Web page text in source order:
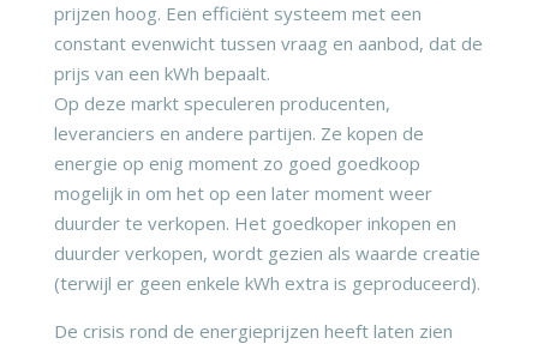
prijzen hoog. Een efficiënt systeem met een
constant evenwicht tussen vraag en aanbod, dat de
prijs van een kWh bepaalt.
Op deze markt speculeren producenten,
leveranciers en andere partijen. Ze kopen de
energie op enig moment zo goed goedkoop
mogelijk in om het op een later moment weer
duurder te verkopen. Het goedkoper inkopen en
duurder verkopen, wordt gezien als waarde creatie
(terwijl er geen enkele kWh extra is geproduceerd).
De crisis rond de energieprijzen heeft laten zien